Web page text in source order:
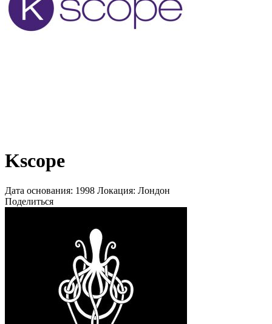
Kscope
Дата основания: 1998 Локация: Лондон
Поделиться